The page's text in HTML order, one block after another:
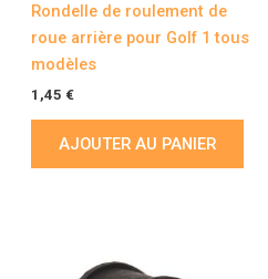
Rondelle de roulement de
roue arrière pour Golf 1 tous
modèles
1,45 €
AJOUTER AU PANIER